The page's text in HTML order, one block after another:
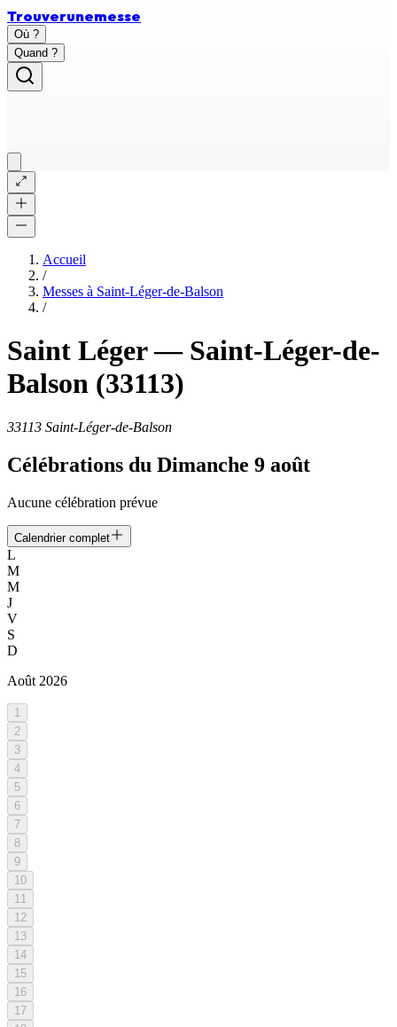
Trouverunemesse
Où ?
Quand ?
Accueil
/
Messes à Saint-Léger-de-Balson
/
Saint Léger— Saint-Léger-de-
Balson (33113)
33113 Saint-Léger-de-Balson
Célébrations du Dimanche 9 août
Aucune célébration prévue
Calendrier complet
L
M
M
J
V
S
D
Août 2026
1
2
3
4
5
6
7
8
9
10
11
12
13
14
15
16
17